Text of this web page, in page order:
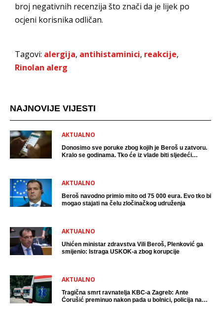
broj negativnih recenzija što znači da je lijek po
ocjeni korisnika odličan.
Tagovi: alergija, antihistaminici, reakcije,
Rinolan alerg
NAJNOVIJE VIJESTI
AKTUALNO
Donosimo sve poruke zbog kojih je Beroš u zatvoru.
Kralo se godinama. Tko će iz vlade biti sljedeći
AKTUALNO
Beroš navodno primio mito od 75 000 eura. Evo tko bi
mogao stajati na čelu zločinačkog udruženja
AKTUALNO
Uhićen ministar zdravstva Vili Beroš, Plenković ga
smijenio: Istraga USKOK-a zbog korupcije
AKTUALNO
Tragična smrt ravnatelja KBC-a Zagreb: Ante
Ćorušić preminuo nakon pada u bolnici, policija na